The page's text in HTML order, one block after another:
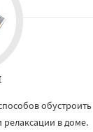
обустроить
релаксации в доме.